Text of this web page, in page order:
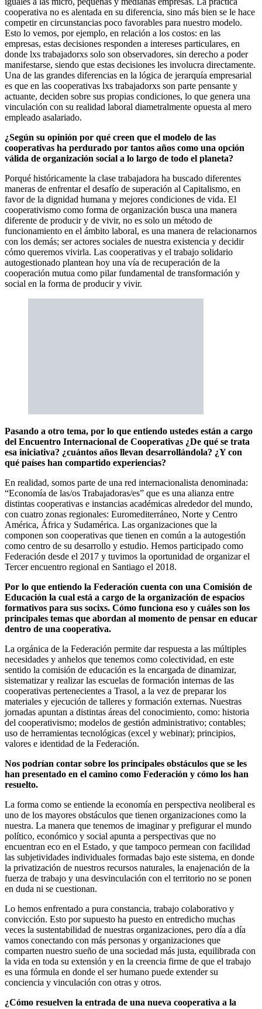
cooperativa no es alentada en su diferencia, sino más bien se le hace
competir en circunstancias poco favorables para nuestro modelo.
Esto lo vemos, por ejemplo, en relación a los costos: en las
empresas, estas decisiones responden a intereses particulares, en
donde lxs trabajadorxs solo son observadores, sin derecho a poder
manifestarse, siendo que estas decisiones les involucra directamente.
Una de las grandes diferencias en la lógica de jerarquía empresarial
es que en las cooperativas lxs trabajadorxs son parte pensante y
actuante, deciden sobre sus propias condiciones, lo que genera una
vinculación con su realidad laboral diametralmente opuesta al mero
empleado asalariado.
¿Según su opinión por qué creen que el modelo de las
cooperativas ha perdurado por tantos años como una opción
válida de organización social a lo largo de todo el planeta?
Porqué históricamente la clase trabajadora ha buscado diferentes
maneras de enfrentar el desafío de superación al Capitalismo, en
favor de la dignidad humana y mejores condiciones de vida. El
cooperativismo como forma de organización busca una manera
diferente de producir y de vivir, no es solo un método de
funcionamiento en el ámbito laboral, es una manera de relacionarnos
con los demás; ser actores sociales de nuestra existencia y decidir
cómo queremos vivirla. Las cooperativas y el trabajo solidario
autogestionado plantean hoy una vía de recuperación de la
cooperación mutua como pilar fundamental de transformación y
social en la forma de producir y vivir.
Pasando a otro tema, por lo que entiendo ustedes están a cargo
del Encuentro Internacional de Cooperativas ¿De qué se trata
esa iniciativa? ¿cuántos años llevan desarrollándola? ¿Y con
qué países han compartido experiencias?
En realidad, somos parte de una red internacionalista denominada:
“Economía de las/os Trabajadoras/es” que es una alianza entre
distintas cooperativas e instancias académicas alrededor del mundo,
con cuatro zonas regionales: Euromediterráneo, Norte y Centro
América, África y Sudamérica. Las organizaciones que la
componen son cooperativas que tienen en común a la autogestión
como centro de su desarrollo y estudio. Hemos participado como
Federación desde el 2017 y tuvimos la oportunidad de organizar el
Tercer encuentro regional en Santiago el 2018.
Por lo que entiendo la Federación cuenta con una Comisión de
Educación la cual está a cargo de la organización de espacios
formativos para sus socixs. Cómo funciona eso y cuáles son los
principales temas que abordan al momento de pensar en educar
dentro de una cooperativa.
La orgánica de la Federación permite dar respuesta a las múltiples
necesidades y anhelos que tenemos como colectividad, en este
sentido la comisión de educación es la encargada de dinamizar,
sistematizar y realizar las escuelas de formación internas de las
cooperativas pertenecientes a Trasol, a la vez de preparar los
materiales y ejecución de talleres y formación externas. Nuestras
jornadas apuntan a distintas áreas del conocimiento, como: historia
del cooperativismo; modelos de gestión administrativo; contables;
uso de herramientas tecnológicas (excel y webinar); principios,
valores e identidad de la Federación.
Nos podrían contar sobre los principales obstáculos que se les
han presentado en el camino como Federación y cómo los han
resuelto.
La forma como se entiende la economía en perspectiva neoliberal es
uno de los mayores obstáculos que tienen organizaciones como la
nuestra. La manera que tenemos de imaginar y prefigurar el mundo
político, económico y social apunta a perspectivas que no
encuentran eco en el Estado, y que tampoco permean con facilidad
las subjetividades individuales formadas bajo este sistema, en donde
la privatización de nuestros recursos naturales, la enajenación de la
fuerza de trabajo y una desvinculación con el territorio no se ponen
en duda ni se cuestionan.
Lo hemos enfrentado a pura constancia, trabajo colaborativo y
convicción. Esto por supuesto ha puesto en entredicho muchas
veces la sustentabilidad de nuestras organizaciones, pero día a día
vamos conectando con más personas y organizaciones que
comparten nuestro sueño de una sociedad más justa, equilibrada con
la vida en toda su extensión y en la creencia firme de que el trabajo
es una fórmula en donde el ser humano puede extender su
conciencia y vinculación con otras y otros.
¿Cómo resuelven la entrada de una nueva cooperativa a la